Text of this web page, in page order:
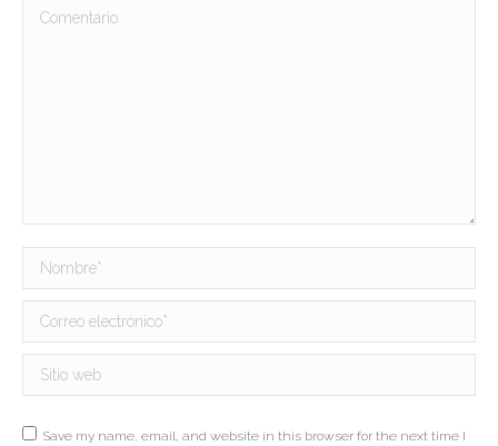
Comentario
Nombre *
Correo electrónico *
Sitio web
Save my name, email, and website in this browser for the next time I